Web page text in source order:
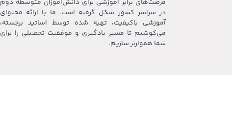
فرصت‌های برابر آموزشی برای دانش‌آموزان متوسطه دوم
در سراسر کشور شکل گرفته است. ما با ارائه محتوای
آموزشی باکیفیت، تهیه شده توسط اساتید برجسته،
می‌کوشیم تا مسیر یادگیری و موفقیت تحصیلی را برای
شما هموارتر سازیم.